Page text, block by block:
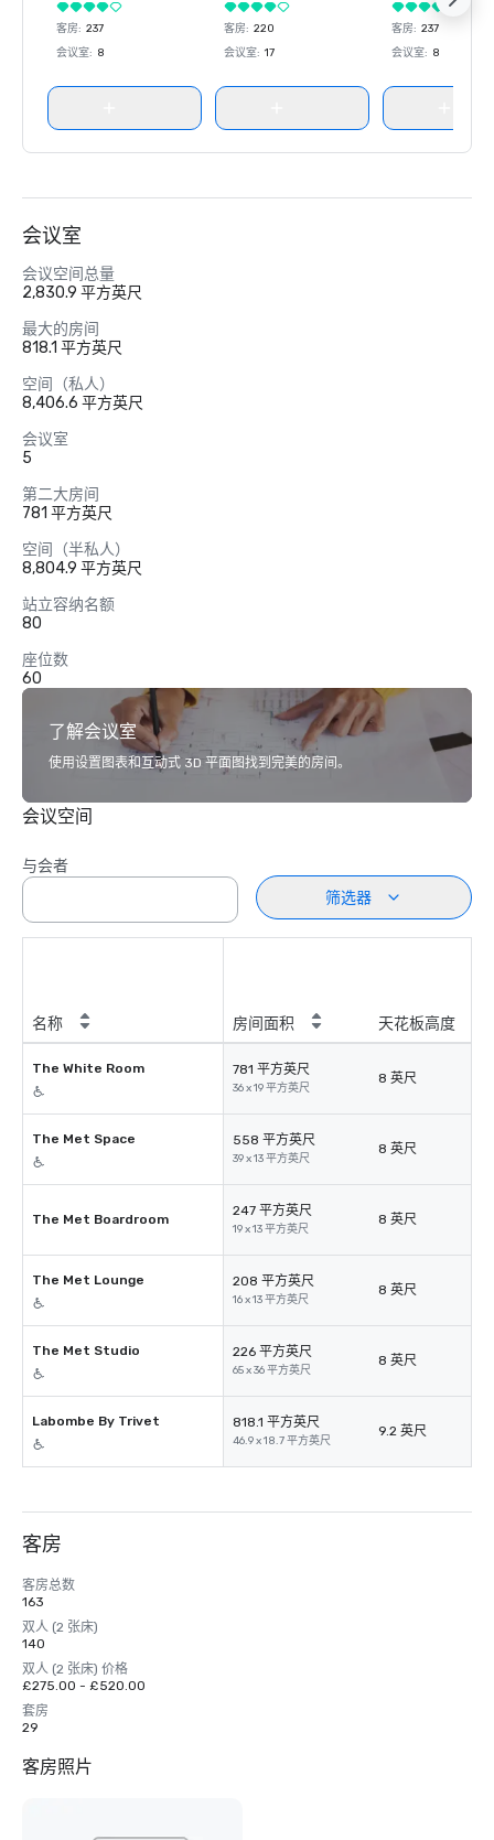
客房: 237
会议室: 8
客房: 220
会议室: 17
客房: 237
会议室: 8
会议室
会议空间总量
2,830.9 平方英尺
最大的房间
818.1 平方英尺
空间（私人）
8,406.6 平方英尺
会议室
5
第二大房间
781 平方英尺
空间（半私人）
8,804.9 平方英尺
站立容纳名额
80
座位数
60
了解会议室
使用设置图表和互动式 3D 平面图找到完美的房间。
会议空间
与会者
筛选器
名称 房间面积 天花板高度
The White Room 781 平方英尺
36 x 19 平方英尺
8 英尺
The Met Space 558 平方英尺
39 x 13 平方英尺
8 英尺
The Met Boardroom
247 平方英尺
19 x 13 平方英尺
8 英尺
The Met Lounge 208 平方英尺
16 x 13 平方英尺
8 英尺
The Met Studio 226 平方英尺
65 x 36 平方英尺
8 英尺
Labombe By Trivet 818.1 平方英尺
46.9 x 18.7 平方英尺
9.2 英尺
客房
客房总数
163
双人 (2 张床)
140
双人 (2 张床) 价格
£275.00 - £520.00
套房
29
客房照片